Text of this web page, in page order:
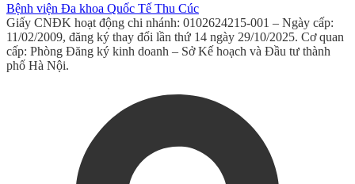
Bệnh viện Đa khoa Quốc Tế Thu Cúc
Giấy CNĐK hoạt động chi nhánh: 0102624215-001 – Ngày cấp:
11/02/2009, đăng ký thay đổi lần thứ 14 ngày 29/10/2025. Cơ quan
cấp: Phòng Đăng ký kinh doanh – Sở Kế hoạch và Đầu tư thành
phố Hà Nội.